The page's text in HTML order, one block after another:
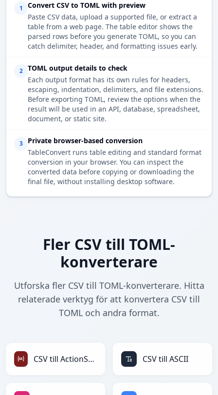
1
Convert CSV to TOML with preview
Paste CSV data, upload a supported file, or extract a
table from a web page. The table editor shows the
parsed rows before you generate TOML, so you can
catch delimiter, header, and formatting issues early.
2
TOML output details to check
Each output format has its own rules for headers,
escaping, indentation, delimiters, and file extensions.
Before exporting TOML, review the options when the
result will be used in an API, database, spreadsheet,
document, or static site.
3
Private browser-based conversion
TableConvert runs table editing and standard format
conversion in your browser. You can inspect the
converted data before copying or downloading the
final file, without installing desktop software.
Fler CSV till TOML-
konverterare
Utforska fler CSV till TOML-konverterare. Hitta
relaterade verktyg för att konvertera CSV till
TOML och andra format.
CSV till ActionScript CSV till ASCII